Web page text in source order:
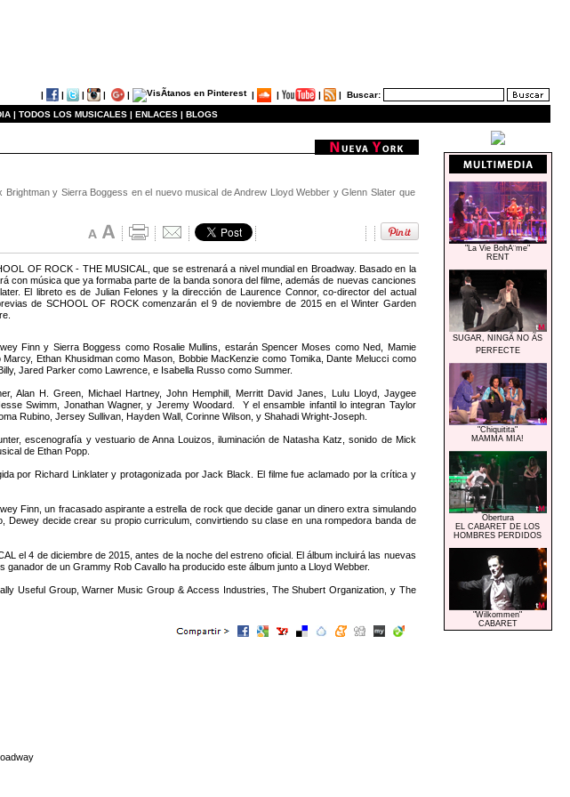
| | | | | | | | | Buscar:
| TODOS LOS MUSICALES | ENLACES | BLOGS
y Sierra Boggess en el nuevo musical de Andrew Lloyd Webber y Glenn Slater que
OF ROCK - THE MUSICAL, que se estrenará a nivel mundial en Broadway. Basado en la
con música que ya formaba parte de la banda sonora del filme, además de nuevas canciones
El libreto es de Julian Felones y la dirección de Laurence Connor, co-director del actual
de SCHOOL OF ROCK comenzarán el 9 de noviembre de 2015 en el Winter Garden
Finn y Sierra Boggess como Rosalie Mullins, estarán Spencer Moses como Ned, Mamie
Ethan Khusidman como Mason, Bobbie MacKenzie como Tomika, Dante Melucci como
Jared Parker como Lawrence, e Isabella Russo como Summer.
Alan H. Green, Michael Hartney, John Hemphill, Merritt David Janes, Lulu Lloyd, Jaygee
Swimm, Jonathan Wagner, y Jeremy Woodard. Y el ensamble infantil lo integran Taylor
Rubino, Jersey Sullivan, Hayden Wall, Corinne Wilson, y Shahadi Wright-Joseph.
escenografía y vestuario de Anna Louizos, iluminación de Natasha Katz, sonido de Mick
de Ethan Popp.
por Richard Linklater y protagonizada por Jack Black. El filme fue aclamado por la crítica y
Finn, un fracasado aspirante a estrella de rock que decide ganar un dinero extra simulando
decide crear su propio curriculum, convirtiendo su clase en una rompedora banda de
el 4 de diciembre de 2015, antes de la noche del estreno oficial. El álbum incluirá las nuevas
de un Grammy Rob Cavallo ha producido este álbum junto a Lloyd Webber.
Useful Group, Warner Music Group & Access Industries, The Shubert Organization, y The
"La Vie BohÃ¨me"
RENT
SUGAR, NINGÃ NO ÃS
PERFECTE
"Chiquitita"
MAMMA MIA!
Obertura
EL CABARET DE LOS
HOMBRES PERDIDOS
"Wilkommen"
CABARET